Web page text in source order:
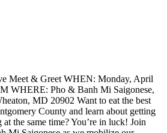
Meet & Greet WHEN: Monday, April
WHERE: Pho & Banh Mi Saigonese,
MD 20902 Want to eat the best
County and learn about getting
the same time? You’re in luck! Join